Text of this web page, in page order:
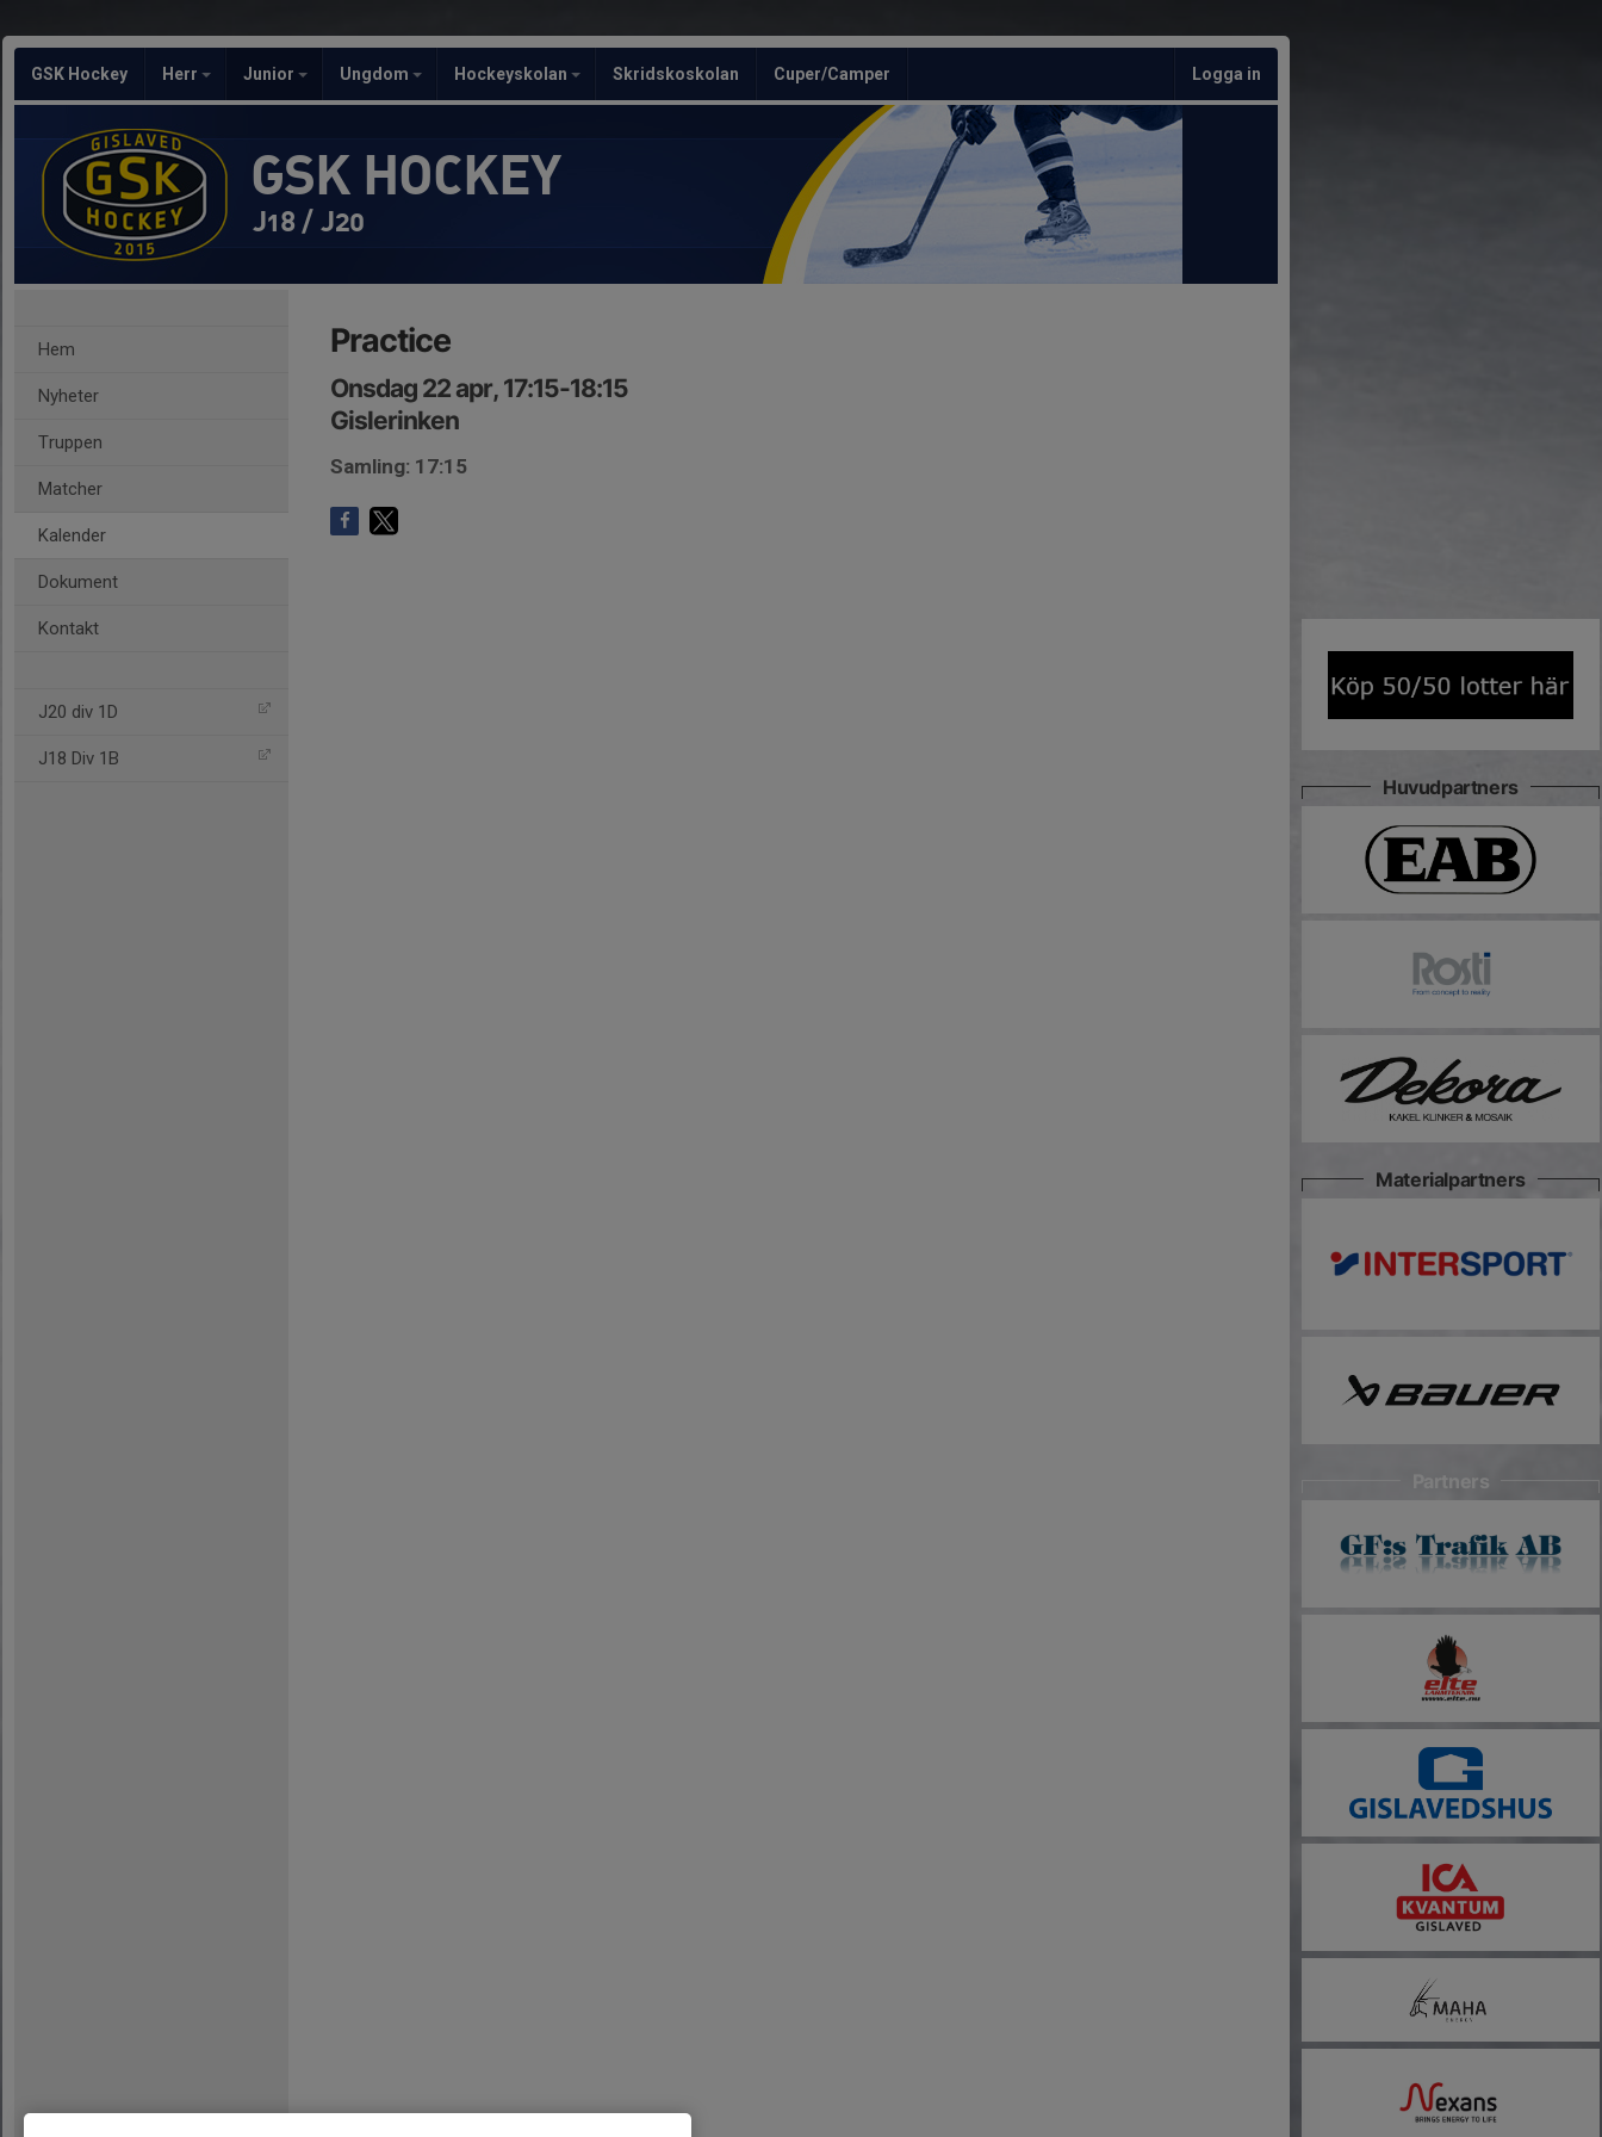
GSK Hockey Herr Junior Ungdom Hockeyskolan Skridskoskolan Cuper/Camper Logga in
GSK HOCKEY
J18 / J20
Hem
Nyheter
Truppen
Matcher
Kalender
Dokument
Kontakt
J20 div 1D
J18 Div 1B
Practice
Onsdag 22 apr, 17:15-18:15
Gislerinken
Samling: 17:15
Huvudpartners
Materialpartners
Partners